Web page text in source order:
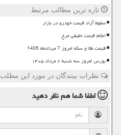
تازه ترین مطالب مرتبط
سقوط آزاد قیمت خودرو در بازار
اعلام قیمت حقیقی مرغ
قیمت طلا و سکه امروز 7 مردادماه 1405
بورس امروز سه شنبه ۶ مرداد ۱۴۰۵
نظرات بینندگان در مورد این مطلب
لطفا شما همنظر دهید